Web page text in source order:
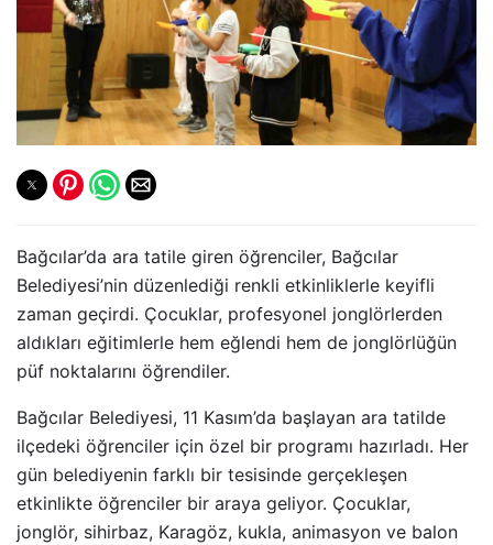
Bağcılar’da ara tatile giren öğrenciler, Bağcılar
Belediyesi’nin düzenlediği renkli etkinliklerle keyifli
zaman geçirdi. Çocuklar, profesyonel jonglörlerden
aldıkları eğitimlerle hem eğlendi hem de jonglörlüğün
püf noktalarını öğrendiler.
Bağcılar Belediyesi, 11 Kasım’da başlayan ara tatilde
ilçedeki öğrenciler için özel bir programı hazırladı. Her
gün belediyenin farklı bir tesisinde gerçekleşen
etkinlikte öğrenciler bir araya geliyor. Çocuklar,
jonglör, sihirbaz, Karagöz, kukla, animasyon ve balon